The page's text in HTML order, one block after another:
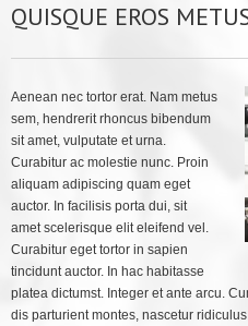
QUISQUE EROS
Aenean nec tortor erat. Nam metus
sem, hendrerit rhoncus bibendum
sit amet, vulputate et urna.
Curabitur ac molestie nunc. Proin
aliquam adipiscing quam eget
auctor. In facilisis porta dui, sit
amet scelerisque elit eleifend vel.
Curabitur eget tortor in sapien
tincidunt auctor. In hac habitasse
platea dictumst. Integer et ante arcu.
dis parturient montes, nascetur